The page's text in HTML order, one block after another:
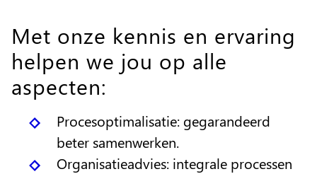
Met onze kennis en ervaring
helpen we jou op alle
aspecten:
Procesoptimalisatie: gegarandeerd
beter samenwerken.
Organisatieadvies: integrale processen